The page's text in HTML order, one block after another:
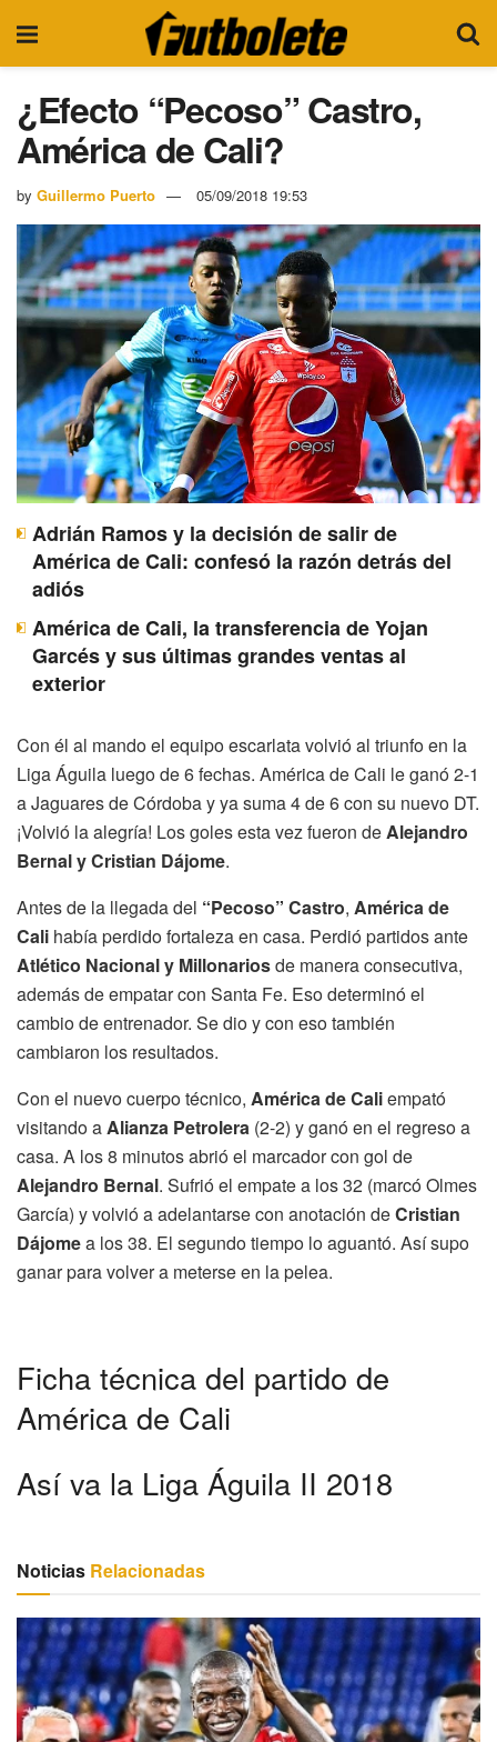
¿Efecto “Pecoso” Castro,
América de Cali?
by Guillermo Puerto 05/09/2018 19:53
Adrián Ramos y la decisión de salir de
América de Cali: confesó la razón detrás del
adiós
América de Cali, la transferencia de Yojan
Garcés y sus últimas grandes ventas al
exterior
Con él al mando el equipo escarlata volvió al triunfo en la
Liga Águila luego de 6 fechas. América de Cali le ganó 2-1
a Jaguares de Córdoba y ya suma 4 de 6 con su nuevo DT.
¡Volvió la alegría! Los goles esta vez fueron de Alejandro
Bernal y Cristian Dájome.
Antes de la llegada del “Pecoso” Castro, América de
Cali había perdido fortaleza en casa. Perdió partidos ante
Atlético Nacional y Millonariosde manera consecutiva,
además de empatar con Santa Fe. Eso determinó el
cambio de entrenador. Se dio y con eso también
cambiaron los resultados.
Con el nuevo cuerpo técnico, América de Caliempató
visitando a Alianza Petrolera (2-2) y ganó en el regreso a
casa. A los 8 minutos abrió el marcador con gol de
Alejandro Bernal. Sufrió el empate a los 32 (marcó Olmes
García) y volvió a adelantarse con anotación deCristian
Dájomea los 38. El segundo tiempo lo aguantó. Así supo
ganar para volver a meterse en la pelea.
Ficha técnica del partido de
América de Cali
Así va la Liga Águila II 2018
Noticias Relacionadas